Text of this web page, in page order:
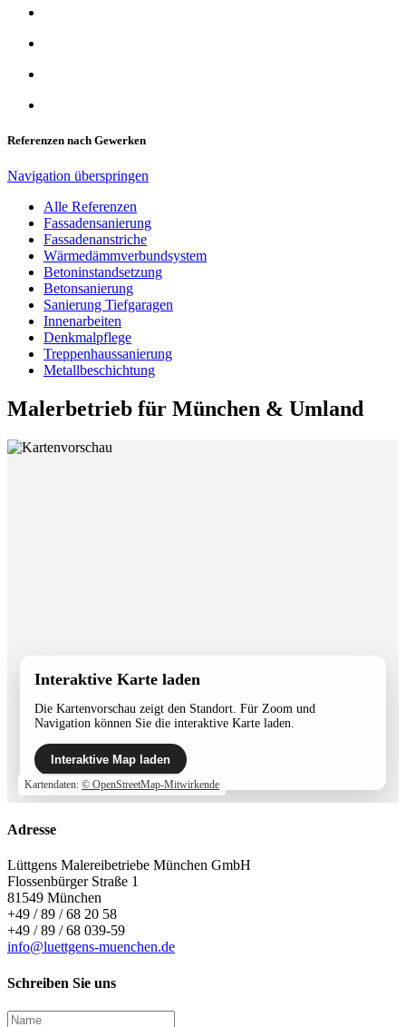
Referenzen nach Gewerken
Navigation überspringen
Alle Referenzen
Fassadensanierung
Fassadenanstriche
Wärmedämmverbundsystem
Betoninstandsetzung
Betonsanierung
Sanierung Tiefgaragen
Innenarbeiten
Denkmalpflege
Treppenhaussanierung
Metallbeschichtung
Malerbetrieb für München & Umland
Interaktive Karte laden
Die Kartenvorschau zeigt den Standort. Für Zoom und
Navigation können Sie die interaktive Karte laden.
Interaktive Map laden
Kartendaten: © OpenStreetMap-Mitwirkende
Adresse
Lüttgens Malereibetriebe München GmbH
Flossenbürger Straße 1
81549 München
+49 / 89 / 68 20 58
+49 / 89 / 68 039-59
info@luettgens-muenchen.de
Schreiben Sie uns